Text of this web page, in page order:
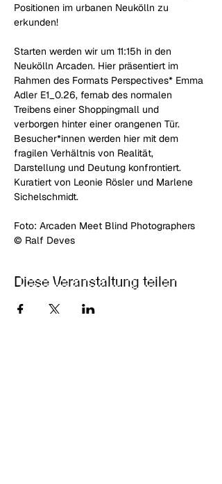
Positionen im urbanen Neukölln zu
erkunden!
Starten werden wir um 11:15h in den
Neukölln Arcaden. Hier präsentiert im
Rahmen des Formats Perspectives* Emma
Adler E1_0.26, fernab des normalen
Treibens einer Shoppingmall und
verborgen hinter einer orangenen Tür.
Besucher*innen werden hier mit dem
fragilen Verhältnis von Realität,
Darstellung und Deutung konfrontiert.
Kuratiert von Leonie Rösler und Marlene
Sichelschmidt.
Foto: Arcaden Meet Blind Photographers
© Ralf Deves
Diese Veranstaltung teilen